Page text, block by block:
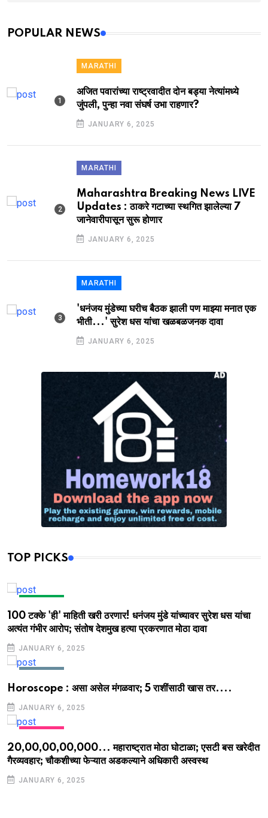
POPULAR NEWS
MARATHI
अजित पवारांच्या राष्ट्रवादीत दोन बड्या नेत्यांमध्ये
जुंपली, पुन्हा नवा संघर्ष उभा राहणार?
JANUARY 6, 2025
MARATHI
Maharashtra Breaking News LIVE
Updates : ठाकरे गटाच्या स्थगित झालेल्या 7
जानेवारीपासून सुरू होणार
JANUARY 6, 2025
MARATHI
'धनंजय मुंडेच्या घरीच बैठक झाली पण माझ्या मनात एक
भीती...' सुरेश धस यांचा खळबळजनक दावा
JANUARY 6, 2025
TOP PICKS
100 टक्के 'ही' माहिती खरी ठरणार! धनंजय मुंडे यांच्यावर सुरेश धस यांचा
अत्यंत गंभीर आरोप; संतोष देशमुख हत्या प्रकरणात मोठा दावा
JANUARY 6, 2025
Horoscope : असा असेल मंगळवार; 5 राशींसाठी खास तर....
JANUARY 6, 2025
20,00,00,00,000... महाराष्ट्रात मोठा घोटाळा; एसटी बस खरेदीत
गैरव्यवहार; चौकशीच्या फेऱ्यात अडकल्याने अधिकारी अस्वस्थ
JANUARY 6, 2025